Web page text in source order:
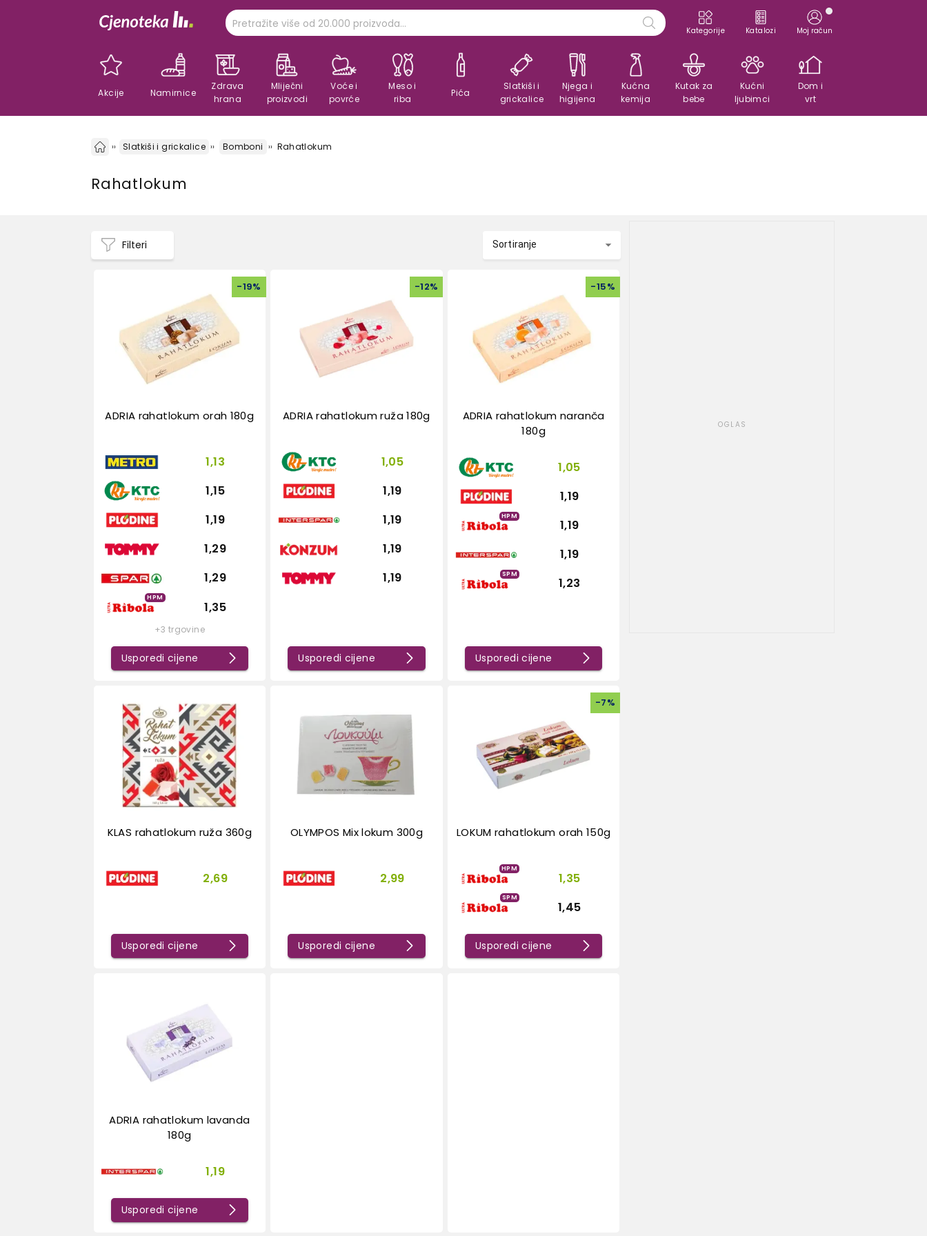
Kategorije Katalozi Moj račun
Akcije Namirnice
Zdrava
hrana
Mliječni
proizvodi
Voće i
povrće
Meso i
riba
Pića
Slatkiši i
grickalice
Njega i
higijena
Kućna
kemija
Kutak za
bebe
Kućni
ljubimci
Dom i
vrt
Slatkiši i grickalice Bomboni Rahatlokum
Rahatlokum
Filteri Sortiranje
-19%
ADRIA rahatlokum orah 180g
1,13
1,15
1,19
1,29
1,29
HPM
1,35
+3 trgovine
Usporedi cijene
-12%
ADRIA rahatlokum ruža 180g
1,05
1,19
1,19
1,19
1,19
Usporedi cijene
-15%
ADRIA rahatlokum naranča
180g
1,05
1,19
HPM
1,19
1,19
SPM
1,23
Usporedi cijene
KLAS rahatlokum ruža 360g
2,69
Usporedi cijene
OLYMPOS Mix lokum 300g
2,99
Usporedi cijene
-7%
LOKUM rahatlokum orah 150g
HPM
1,35
SPM
1,45
Usporedi cijene
ADRIA rahatlokum lavanda
180g
1,19
Usporedi cijene